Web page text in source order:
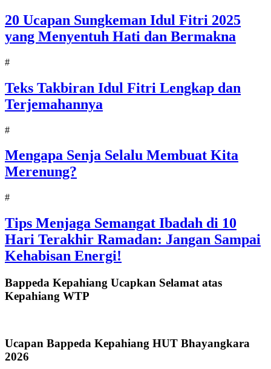
20 Ucapan Sungkeman Idul Fitri 2025
yang Menyentuh Hati dan Bermakna
#
Teks Takbiran Idul Fitri Lengkap dan
Terjemahannya
#
Mengapa Senja Selalu Membuat Kita
Merenung?
#
Tips Menjaga Semangat Ibadah di 10
Hari Terakhir Ramadan: Jangan Sampai
Kehabisan Energi!
Bappeda Kepahiang Ucapkan Selamat atas
Kepahiang WTP
Ucapan Bappeda Kepahiang HUT Bhayangkara
2026